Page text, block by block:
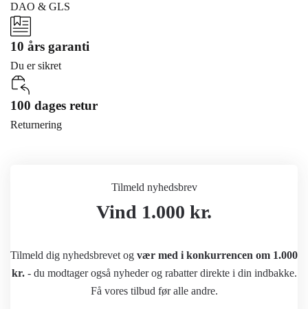
DAO & GLS
10 års garanti
Du er sikret
100 dages retur
Returnering
Tilmeld nyhedsbrev
Vind 1.000 kr.
Tilmeld dig nyhedsbrevet og vær med i konkurrencen om 1.000
kr.- du modtager også nyheder og rabatter direkte i din indbakke.
Få vores tilbud før alle andre.